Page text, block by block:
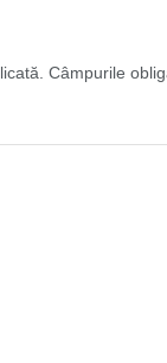
Câmpurile